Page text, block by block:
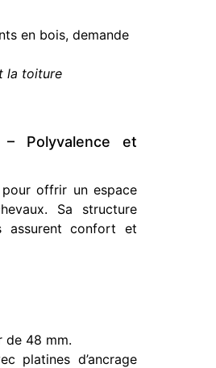
TOITURE BAC ACIER
FAITAGE
en bois, demande
la toiture
– Polyvalence et
offrir un espace
Sa structure
assurent confort et
de 48 mm.
platines d’ancrage